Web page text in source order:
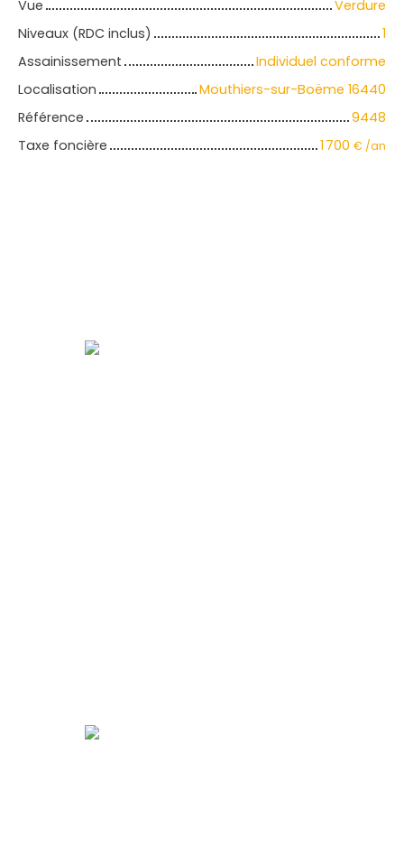
Vue
Verdure
Niveaux (RDC inclus)
1
Assainissement
Individuel conforme
Localisation
Mouthiers-sur-Boëme 16440
Référence
9448
Taxe foncière
1 700 € /an